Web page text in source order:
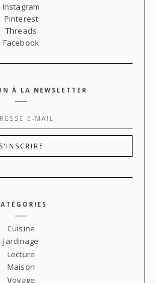
Instagram
Pinterest
Threads
Facebook
À LA NEWSLETTER
Cuisine
Jardinage
Lecture
Maison
Voyage